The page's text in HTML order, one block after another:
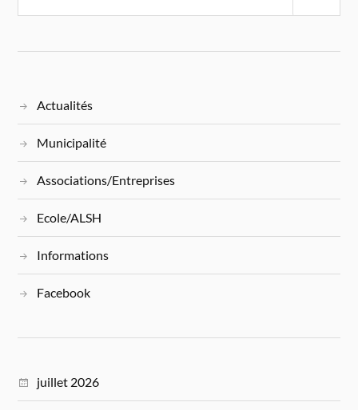
Actualités
Municipalité
Associations/Entreprises
Ecole/ALSH
Informations
Facebook
juillet 2026